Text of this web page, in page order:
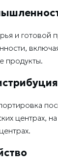
и готовой
продукты.
центрах,